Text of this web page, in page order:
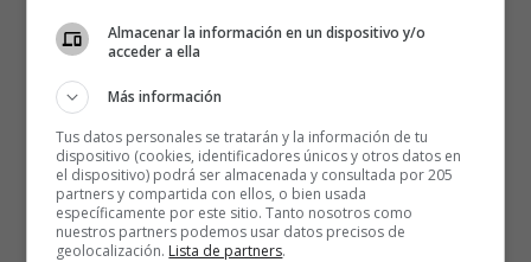
Almacenar la información en un dispositivo y/o
acceder a ella
Más información
Tus datos personales se tratarán y la información de tu
dispositivo (cookies, identificadores únicos y otros datos en
el dispositivo) podrá ser almacenada y consultada por 205
partners y compartida con ellos, o bien usada
específicamente por este sitio. Tanto nosotros como
nuestros partners podemos usar datos precisos de
geolocalización. Lista de partners.